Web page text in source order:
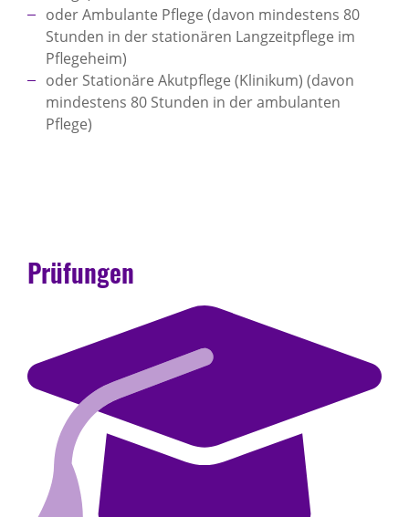
oder Ambulante Pflege (davon mindestens 80
Stunden in der stationären Langzeitpflege im
Pflegeheim)
oder Stationäre Akutpflege (Klinikum) (davon
mindestens 80 Stunden in der ambulanten
Pflege)
Prüfungen